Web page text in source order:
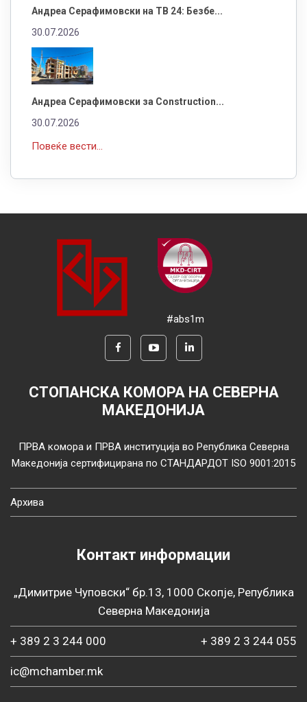
Андреа Серафимовски на ТВ 24: Безбе...
30.07.2026
Андреа Серафимовски за Construction...
30.07.2026
Повеќе вести...
#abs1m
СТОПАНСКА КОМОРА НА СЕВЕРНА
МАКЕДОНИЈА
ПРВА комора и ПРВА институција во Република Северна
Македонија сертифицирана по СТАНДАРДОТ ISO 9001:2015
Архива
Контакт информации
„Димитрие Чуповски“ бр.13, 1000 Скопје, Република
Северна Македонија
+ 389 2 3 244 000 + 389 2 3 244 055
ic@mchamber.mk